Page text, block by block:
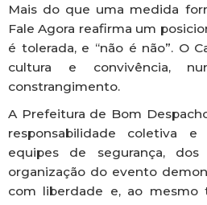
Mais do que uma medida
Fale Agora reafirma um
é tolerada, e “não é não”. O
cultura e convivência,
constrangimento.
A Prefeitura de Bom
responsabilidade coletiva
equipes de segurança,
organização do evento
com liberdade e, ao mesmo